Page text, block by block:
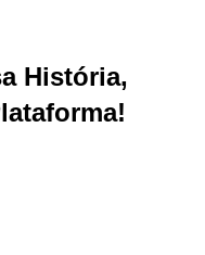
História,